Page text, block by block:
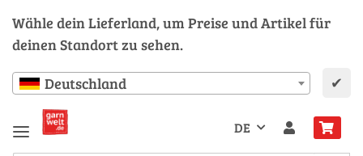
Wähle dein Lieferland, um Preise und Artikel für
deinen Standort zu sehen.
Deutschland ✔
DE